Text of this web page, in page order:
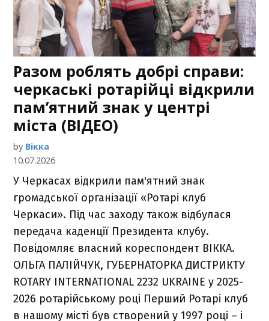
Разом роблять добрі справи:
черкаські ротарійці відкрили
пам’ятний знак у центрі
міста (ВІДЕО)
by Вікка
10.07.2026
У Черкасах відкрили памꞌятний знак
громадської організації «Ротарі клуб
Черкаси». Під час заходу також відбулася
передача каденції Президента клубу.
Повідомляє власний кореспондент ВІККА.
ОЛЬГА ПАЛІЙЧУК, ГУБЕРНАТОРКА ДИСТРИКТУ
ROTARY INTERNATIONAL 2232 UKRAINE у 2025-
2026 ротарійському році Перший Ротарі клуб
в нашому місті був створений у 1997 році – і